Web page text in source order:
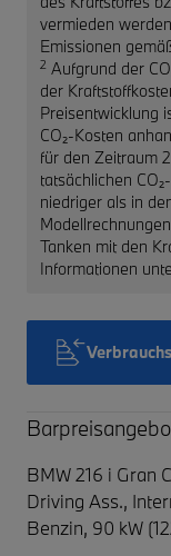
vermieden
Emissionen
2 Aufgrund der
der
Preisentwicklung
CO₂-Kosten
für den Zeitraum
tatsächlichen
niedriger als in
Tanken mit den
Informationen
BMW 216 i Gran
Driving Ass.,
Benzin, 90 kW